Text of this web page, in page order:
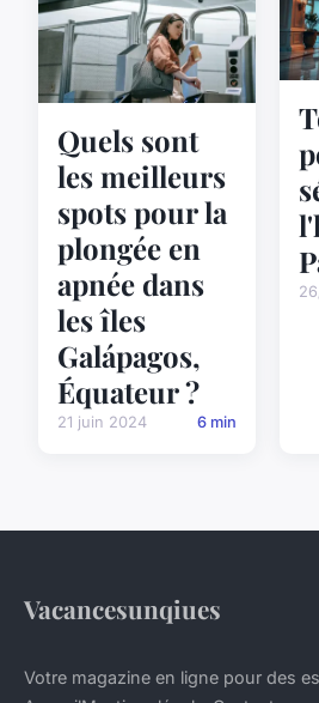
Quels sont
les meilleurs
spots pour la
plongée en
apnée dans
les îles
Galápagos,
Équateur ?
21 juin 2024 6 min
Vacancesunqiues
Votre magazine en ligne pour des